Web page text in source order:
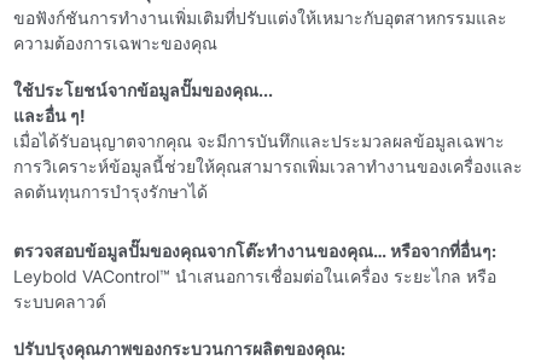
ขอฟังก์ชันการทํางานเพิ่มเติมที่ปรับแต่งให้เหมาะกับอุตสาหกรรมและ
ความต้องการเฉพาะของคุณ
ใช้ประโยชน์จากข้อมูลปั๊มของคุณ...
และอื่น ๆ!
เมื่อได้รับอนุญาตจากคุณ จะมีการบันทึกและประมวลผลข้อมูลเฉพาะ
การวิเคราะห์ข้อมูลนี้ช่วยให้คุณสามารถเพิ่มเวลาทํางานของเครื่องและ
ลดต้นทุนการบํารุงรักษาได้
ตรวจสอบข้อมูลปั๊มของคุณจากโต๊ะทํางานของคุณ… หรือจากที่อื่นๆ:
Leybold VAControl™ นําเสนอการเชื่อมต่อในเครื่อง ระยะไกล หรือ
ระบบคลาวด์
ปรับปรุงคุณภาพของกระบวนการผลิตของคุณ: